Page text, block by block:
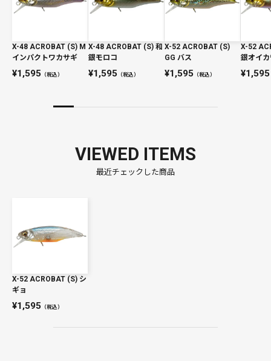
X-48 ACROBAT (S) M
インパクトワカサギ
1,595 （税込）
X-48 ACROBAT (S) 和
銀モロコ
1,595（税込）
X-52 ACROBAT (S)
GG バス
1,595（税込）
X-52
銀オイカ
1,595
VIEWED ITEMS
最近チェックした商品
X-52 ACROBAT (S) シ
ギョ
1,595 （税込）